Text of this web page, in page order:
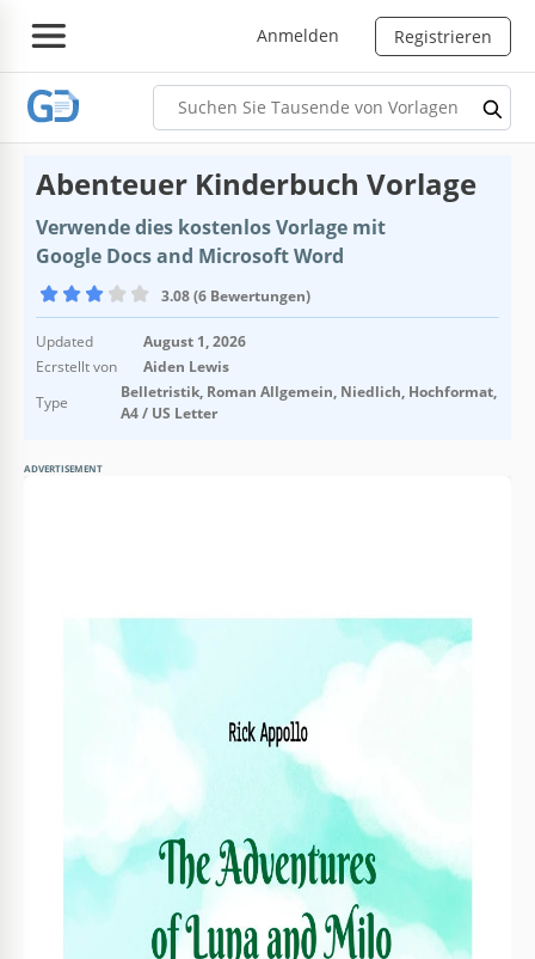
Anmelden Registrieren
Abenteuer Kinderbuch Vorlage
Verwende dies kostenlos Vorlage mit
Google Docs and Microsoft Word
3.08 (6 Bewertungen)
Updated
August 1, 2026
Ecrstellt von
Aiden Lewis
Type
Belletristik, Roman Allgemein, Niedlich, Hochformat,
A4 / US Letter
ADVERTISEMENT